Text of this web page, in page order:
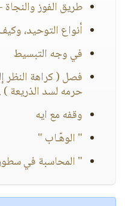
طريق الفوز والنجاة
أنواع التوحيد،
في وجه التبسيط
فصل ( كراهة النظر
حرمه لسد الذريعة ) .
وقفه مع ايه
" الوهّـاب "
" المحاسبة في